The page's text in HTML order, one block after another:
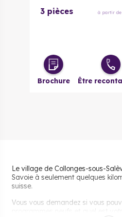
3 pièces à partir de
Brochure Être
Le village de Collonges-sous-
Savoie à seulement quelques
suisse.
Vous vous demandez si vous